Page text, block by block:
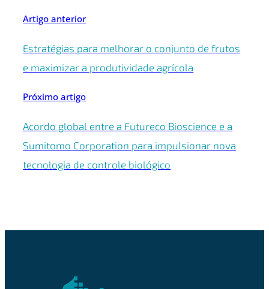
Artigo anterior
Estratégias para melhorar o conjunto de frutos
e maximizar a produtividade agrícola
Próximo artigo
Acordo global entre a Futureco Bioscience e a
Sumitomo Corporation para impulsionar nova
tecnologia de controle biológico